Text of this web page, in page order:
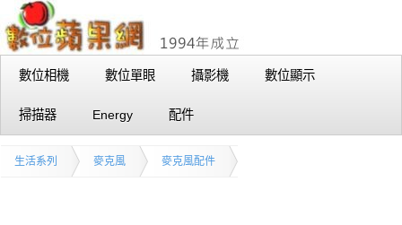
數位相機 數位單眼 攝影機 數位顯示
掃描器 Energy 配件
生活系列 麥克風 麥克風配件